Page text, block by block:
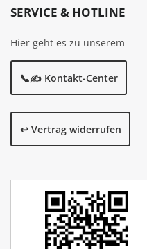
SERVICE & HOTLINE
Hier geht es zu unserem
📞✍️ Kontakt-Center
↩️ Vertrag widerrufen